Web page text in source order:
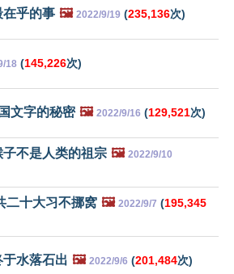
在乎的事 🖼️ 2022/9/19 (235,136次)
18 (145,226次)
文字的秘密 🖼️ 2022/9/16 (129,521次)
不是人类的祖宗 🖼️ 2022/9/10
二十大习不挪窝 🖼️ 2022/9/7 (195,345
水落石出 🖼️ 2022/9/6 (201,484次)